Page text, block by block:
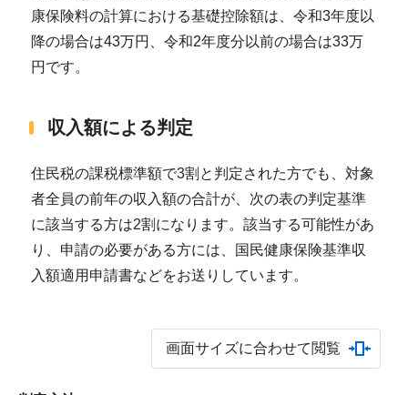
康保険料の計算における基礎控除額は、令和3年度以
降の場合は43万円、令和2年度分以前の場合は33万
円です。
収入額による判定
住民税の課税標準額で3割と判定された方でも、対象
者全員の前年の収入額の合計が、次の表の判定基準
に該当する方は2割になります。該当する可能性があ
り、申請の必要がある方には、国民健康保険基準収
入額適用申請書などをお送りしています。
画面サイズに合わせて閲覧